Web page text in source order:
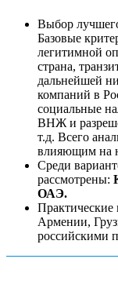
Выбор
Базовые
легитимной
страна,
дальнейшей
компаний в
социальные
ВНЖ и
т.д. Всего
влияющим на
Среди
рассмотрены:
ОАЭ.
Практические
Армении,
российскими